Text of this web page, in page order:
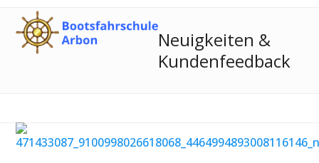
content
Open
mobile
menu
Close
mobile
menu
Neuigkeiten &
Kundenfeedback